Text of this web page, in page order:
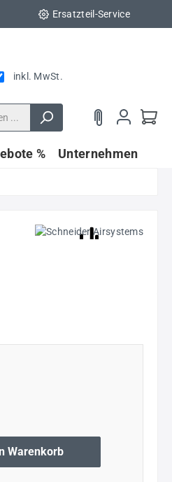
Ersatzteil-Service
inkl. MwSt.
% Unternehmen
Warenkorb